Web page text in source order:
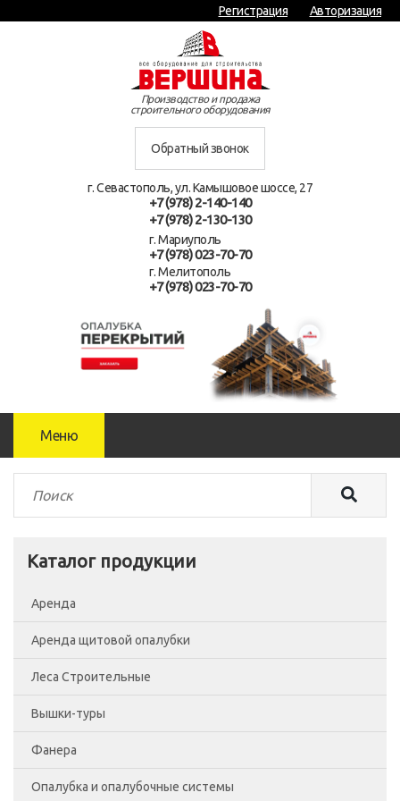
Регистрация Авторизация
Производство и продажа
строительного оборудования
Обратный звонок
г. Севастополь, ул. Камышовое шоссе, 27
+7 (978) 2-140-140
+7 (978) 2-130-130
г. Мариуполь
+7 (978) 023-70-70
г. Мелитополь
+7 (978) 023-70-70
Меню
Каталог продукции
Аренда
Аренда щитовой опалубки
Леса Строительные
Леса рамные
Помосты
Сетка фасадная
Вышки-туры
Вышка-тура ВСП-250/0.7
Вышка-тура ВСП-250/1.2
Фанера
Фанера Россия
Опалубка и опалубочные системы